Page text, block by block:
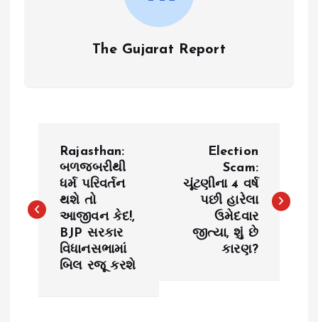
The Gujarat Report
s
Rajasthan:
બળજબરીથી
ધર્મ પરિવર્તન
થશે તો
આજીવન કેદ!,
BJP સરકાર
વિધાનસભામાં
બિલ રજૂ કરશે
Election
Scam:
ચૂંટણીના 4 વર્ષ
પછી હારેલા
ઉમેદવાર
જીત્યા, શું છે
કારણ?